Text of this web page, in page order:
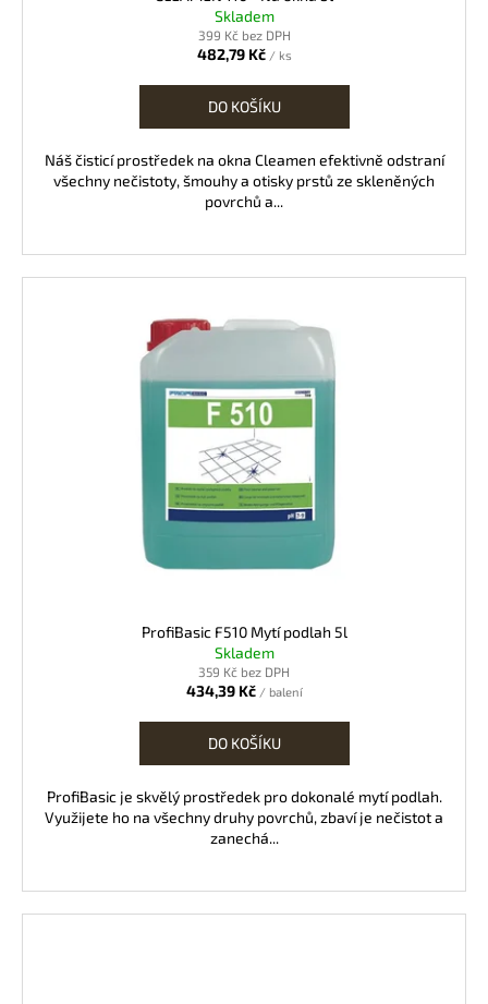
Skladem
399 Kč bez DPH
482,79 Kč / ks
DO KOŠÍKU
Náš čisticí prostředek na okna Cleamen efektivně odstraní
všechny nečistoty, šmouhy a otisky prstů ze skleněných
povrchů a...
ProfiBasic F510 Mytí podlah 5l
Skladem
359 Kč bez DPH
434,39 Kč / balení
DO KOŠÍKU
ProfiBasic je skvělý prostředek pro dokonalé mytí podlah.
Využijete ho na všechny druhy povrchů, zbaví je nečistot a
zanechá...